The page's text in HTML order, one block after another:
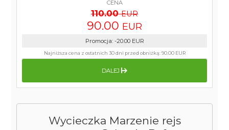
Wycieczka Marzenie rejs
CENA
110.00 EUR
90.00 EUR
Promocja: -20.00 EUR
Najniższa cena z ostatnich 30 dni przed obniżką:90.00 EUR
DALEJ